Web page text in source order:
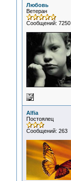
Любовь
Ветеран
Сообщений: 7250
Alfia
Постоялец
Сообщений: 263